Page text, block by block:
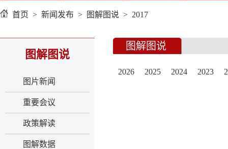
首页 > 新闻发布 > 图解图说 > 2017
图解图说
图片新闻
重要会议
政策解读
图解数据
图解图说
2026 2025 2024 2023